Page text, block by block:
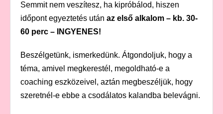
Semmit nem veszítesz, ha kipróbálod, hiszen
időpont egyeztetés után az első alkalom – kb. 30-
60 perc – INGYENES!
Beszélgetünk, ismerkedünk. Átgondoljuk, hogy a
téma, amivel megkerestél, megoldható-e a
coaching eszközeivel, aztán megbeszéljük, hogy
szeretnél-e ebbe a csodálatos kalandba belevágni.